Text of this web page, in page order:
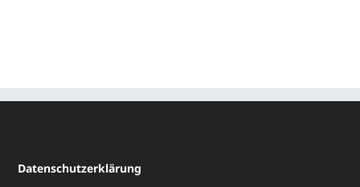
Datenschutzerklärung